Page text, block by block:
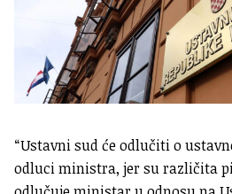
“Ustavni sud će odlučiti o
odluci ministra, jer su različita